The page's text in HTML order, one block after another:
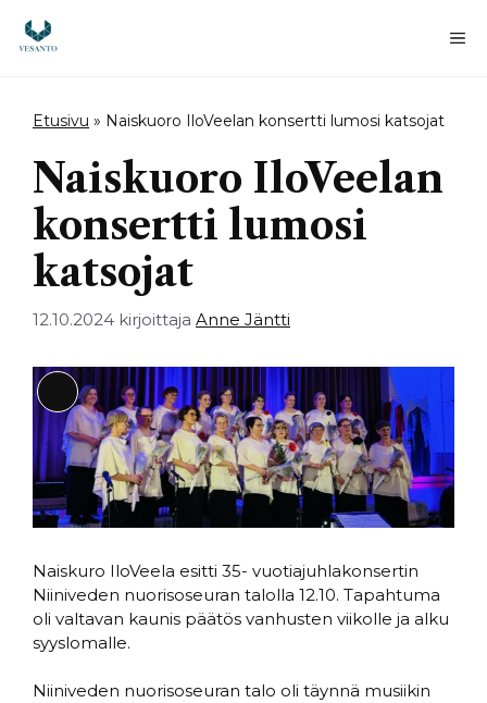
sisältöön
Etusivu » Naiskuoro IloVeelan konsertti lumosi katsojat
Naiskuoro IloVeelan
konsertti lumosi
katsojat
12.10.2024 kirjoittaja Anne Jäntti
Long
Description
Naiskuro IloVeela esitti 35- vuotiajuhlakonsertin
Niiniveden nuorisoseuran talolla 12.10. Tapahtuma
oli valtavan kaunis päätös vanhusten viikolle ja alku
syyslomalle.
Niiniveden nuorisoseuran talo oli täynnä musiikin